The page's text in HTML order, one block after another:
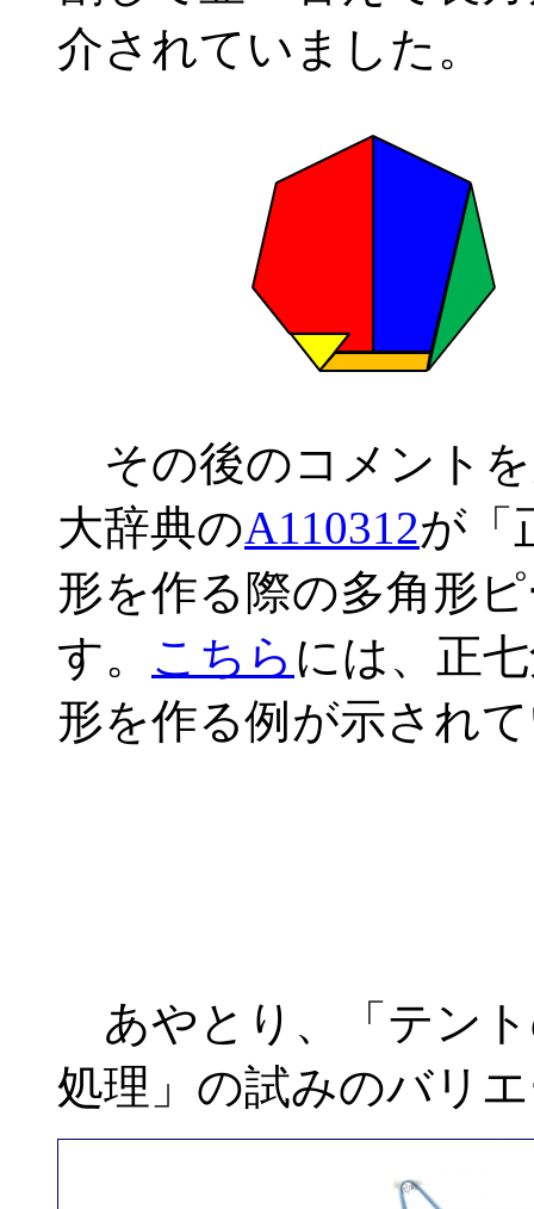
介されていました。
その後のコメント
大辞典のA110312が「
形を作る際の多角形
す。 こちら には、正
形を作る例が示され
あやとり、「テン
処理」の試みのバリ